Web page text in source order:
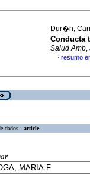
Dur�n,
Conducta
Salud Amb,
· resumo
dados : article